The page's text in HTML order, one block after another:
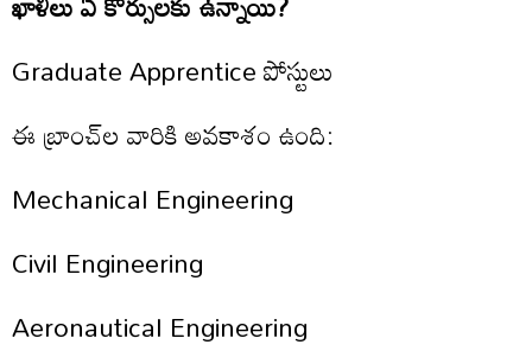
Graduate Apprentice పోస్టులు
ఈ బ్రాంచ్‌ల వారికి అవకాశం ఉంది:
Mechanical Engineering
Civil Engineering
Aeronautical Engineering